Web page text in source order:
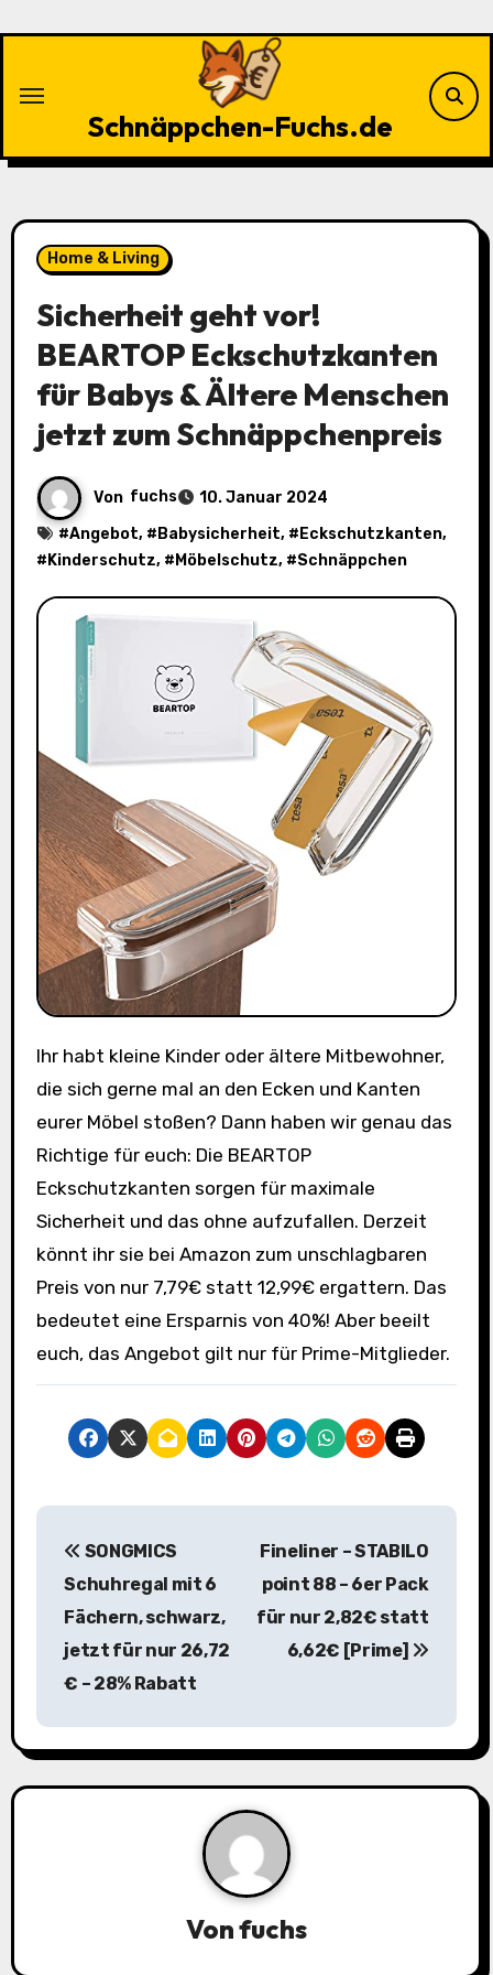
Schnäppchen-Fuchs.de
Home & Living
Sicherheit geht vor!
BEARTOP Eckschutzkanten
für Babys & Ältere Menschen
jetzt zum Schnäppchenpreis
Von fuchs
10. Januar 2024
#Angebot, # Babysicherheit, # Eckschutzkanten,
# Kinderschutz, # Möbelschutz, #Schnäppchen
Ihr habt kleine Kinder oder ältere Mitbewohner,
die sich gerne mal an den Ecken und Kanten
eurer Möbel stoßen? Dann haben wir genau das
Richtige für euch: Die BEARTOP
Eckschutzkanten sorgen für maximale
Sicherheit und das ohne aufzufallen. Derzeit
könnt ihr sie bei Amazon zum unschlagbaren
Preis von nur 7,79€ statt 12,99€ ergattern. Das
bedeutet eine Ersparnis von 40%! Aber beeilt
euch, das Angebot gilt nur für Prime-Mitglieder.
B
a
g
SONGMICS
Schuhregal mit 6
Fächern, schwarz,
jetzt für nur 26,72
€ – 28% Rabatt
Fineliner – STABILO
point 88 – 6er Pack
für nur 2,82€ statt
6,62€ [Prime]
Vonfuchs